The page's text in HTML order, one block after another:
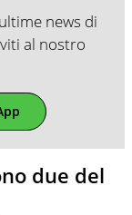
news di
al nostro
due del